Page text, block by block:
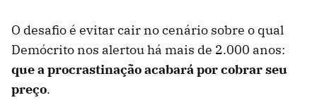
O desafio é evitar cair no cenário sobre o qual
Demócrito nos alertou há mais de 2.000 anos:
que a procrastinação acabará por cobrar seu
preço.